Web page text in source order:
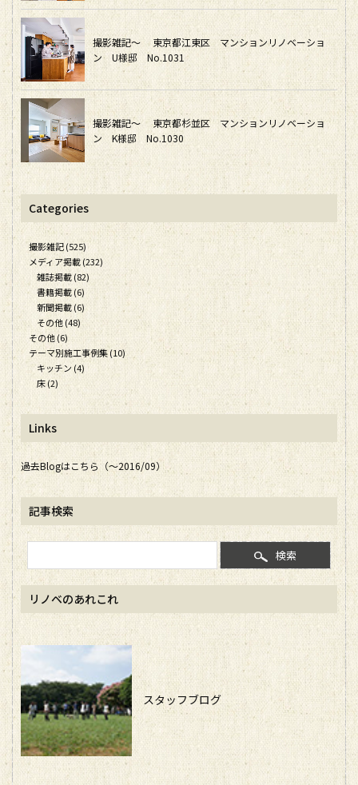
撮影雑記～ 東京都江東区 マンションリノベーショ
ン U様邸 No.1031
撮影雑記～ 東京都杉並区 マンションリノベーショ
ン K様邸 No.1030
Categories
撮影雑記 (525)
メディア掲載 (232)
雑誌掲載 (82)
書籍掲載 (6)
新聞掲載 (6)
その他 (48)
その他 (6)
テーマ別施工事例集 (10)
キッチン (4)
床 (2)
Links
過去Blogはこちら（～2016/09）
記事検索
検索
リノベのあれこれ
スタッフブログ